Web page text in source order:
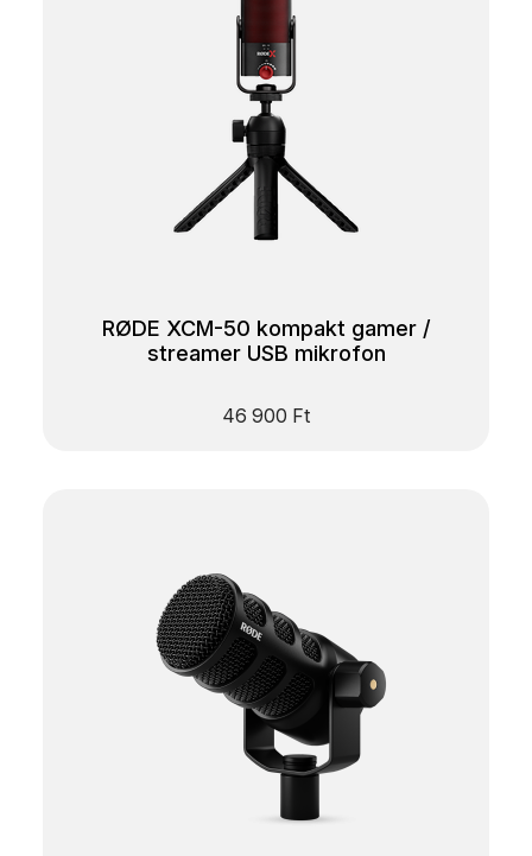
RØDE XCM-50 kompakt gamer /
streamer USB mikrofon
46 900 Ft